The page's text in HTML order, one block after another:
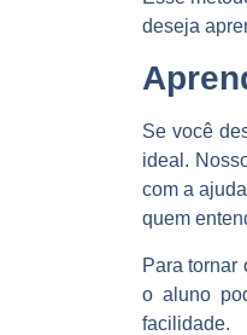
deseja
Se você
ideal.
com a
quem
Para tornar
o aluno
facilidade.